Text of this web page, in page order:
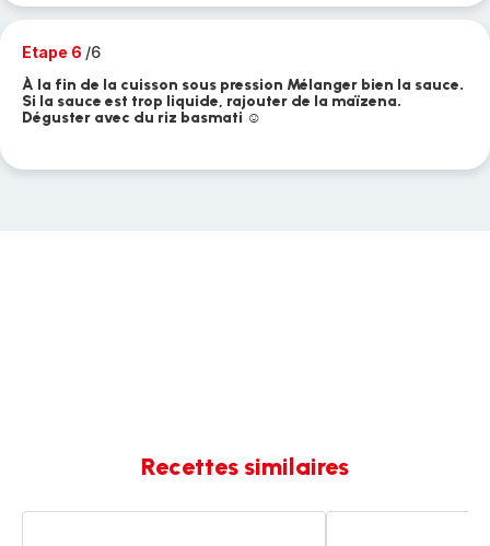
Etape 6 /6
À la fin de la cuisson sous pression Mélanger bien la sauce.
Si la sauce est trop liquide, rajouter de la maïzena.
Déguster avec du riz basmati ☺️
Recettes similaires